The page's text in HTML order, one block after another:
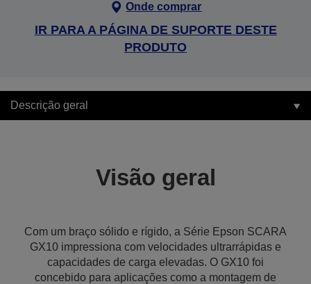
Onde comprar
IR PARA A PÁGINA DE SUPORTE DESTE
PRODUTO
Descrição geral
Visão geral
Com um braço sólido e rígido, a Série Epson SCARA
GX10 impressiona com velocidades ultrarrápidas e
capacidades de carga elevadas. O GX10 foi
concebido para aplicações como a montagem de